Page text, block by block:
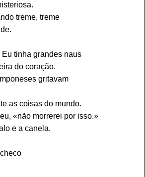
treme, treme
Eu tinha grandes naus
do coração.
gritavam
as coisas do mundo.
«não morrerei por isso.»
e a canela.